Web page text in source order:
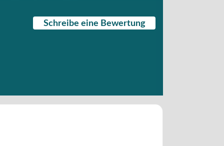
Schreibe eine Bewertung